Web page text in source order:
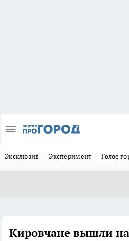
Эксклюзив Эксперимент Голос
Кировчане вышли